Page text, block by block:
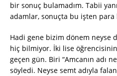
bir sonuç bulamadım. Tabii
adamlar, sonuçta bu işten para
Hadi gene bizim dönem neyse
hiç bilmiyor. İki lise
geçen gün. Biri “Amcanın adı
söyledi. Neyse semt adıyla